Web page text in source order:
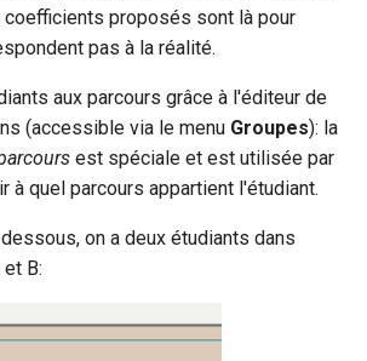
proposés sont là pour
pas à la réalité.
aux parcours grâce à l'éditeur de
(accessible via le menu Groupes): la
est spéciale et est utilisée par
à quel parcours appartient l'étudiant.
on a deux étudiants dans
B: